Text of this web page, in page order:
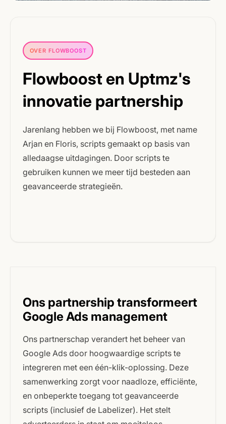
OVER FLOWBOOST
Flowboost en Uptmz's
innovatie partnership
Jarenlang hebben we bij Flowboost, met name
Arjan en Floris, scripts gemaakt op basis van
alledaagse uitdagingen. Door scripts te
gebruiken kunnen we meer tijd besteden aan
geavanceerde strategieën.
Ons partnership transformeert
Google Ads management
Ons partnerschap verandert het beheer van
Google Ads door hoogwaardige scripts te
integreren met een één-klik-oplossing. Deze
samenwerking zorgt voor naadloze, efficiënte,
en onbeperkte toegang tot geavanceerde
scripts (inclusief de Labelizer). Het stelt